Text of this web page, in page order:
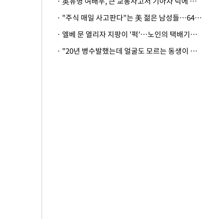
· "주식 매일 사고판다"는 美 젊은 남성들…64%가 "나는 인생의 패배자“
· 엘베 문 열리자 지팡이 '퍽'…노인의 택배기사 폭행 이유
· "20년 병수발했는데 얼굴도 모르는 동생이 유산 절반을"…배다른 형제 상속권 있을까